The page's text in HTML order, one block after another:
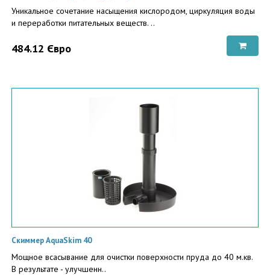
Уникальное сочетание насыщения кислородом, циркуляция воды
и переработки питательных веществ. ..
484.12 Євро
Скиммер AquaSkim 40
Мощное всасывание для очистки поверхности пруда до 40 м.кв.
В результате - улучшенн..